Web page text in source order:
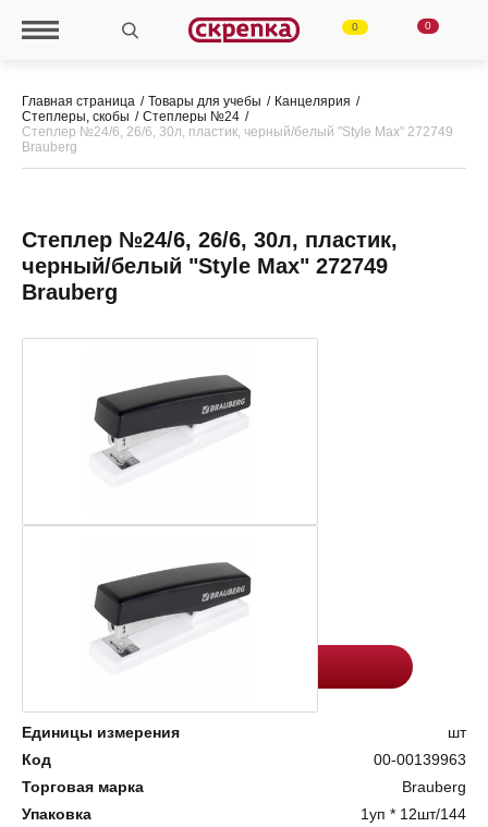
0 0
Главная страница Товары для учебы
Канцелярия
Степлеры, скобы
Степлеры №24
Степлер №24/6, 26/6, 30л, пластик, черный/белый "Style Max" 272749
Brauberg
Цена:
220.5
Степлер №24/6, 26/6, 30л, пластик,
черный/белый "Style Max" 272749
Brauberg
Единицы измерения
шт
Код
00-00139963
Торговая марка
Brauberg
Упаковка
1уп * 12шт/144